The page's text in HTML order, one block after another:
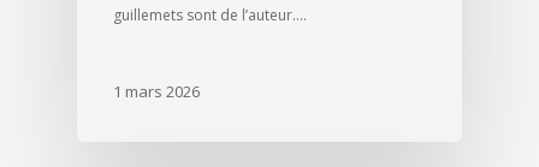
guillemets sont de l’auteur.…
1 mars 2026